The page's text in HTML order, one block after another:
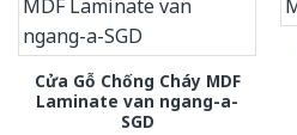
Cửa Gỗ Chống Cháy MDF
Laminate van ngang-a-
SGD